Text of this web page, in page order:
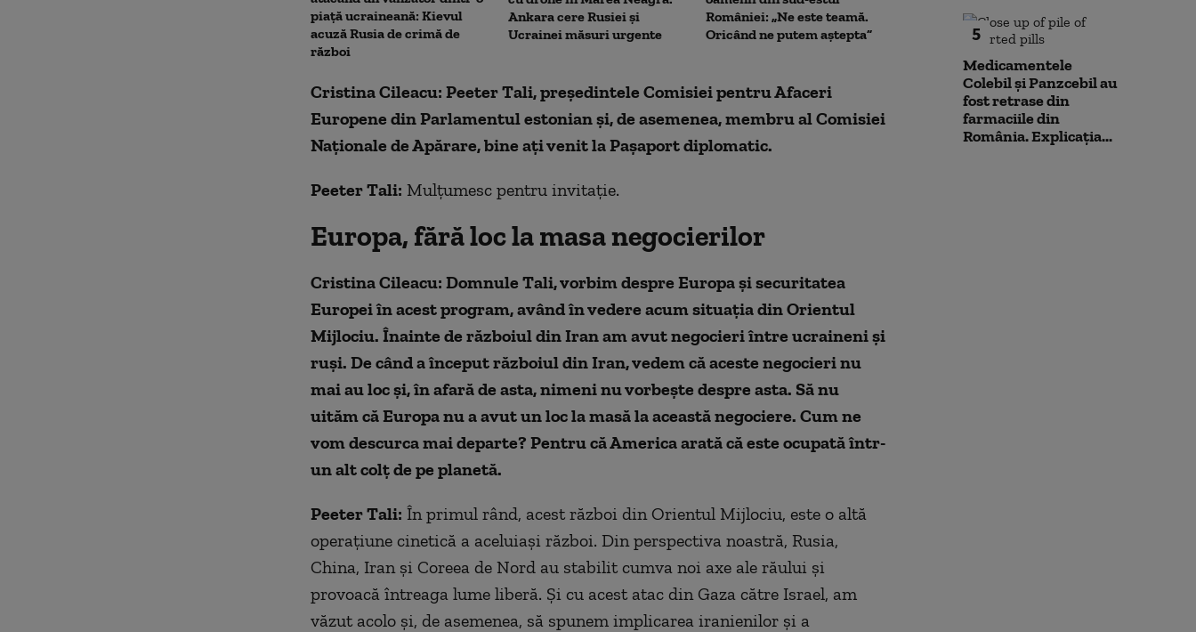
piață ucraineană: Kievul
acuză Rusia de crimă de
război
Ankara cere Rusiei și
Ucrainei măsuri urgente
României: „Ne este teamă.
Oricând ne putem aștepta”
de festival: „Uitați de cafea”
Cristina Cileacu: Peeter Tali, președintele Comisiei pentru Afaceri
Europene din Parlamentul estonian și, de asemenea, membru al Comisiei
Naționale de Apărare, bine aţi venit la Pașaport diplomatic.
Peeter Tali: Mulțumesc pentru invitaţie.
Europa, fără loc la masa negocierilor
Cristina Cileacu: Domnule Tali, vorbim despre Europa și securitatea
Europei în acest program, având în vedere acum situația din Orientul
Mijlociu. Înainte de războiul din Iran am avut negocieri între ucraineni și
ruși. De când a început războiul din Iran, vedem că aceste negocieri nu
mai au loc și, în afară de asta, nimeni nu vorbește despre asta. Să nu
uităm că Europa nu a avut un loc la masă la această negociere. Cum ne
vom descurca mai departe? Pentru că America arată că este ocupată într-
un alt colț de pe planetă.
Peeter Tali: În primul rând, acest război din Orientul Mijlociu, este o altă
operațiune cinetică a aceluiași război. Din perspectiva noastră, Rusia,
China, Iran și Coreea de Nord au stabilit cumva noi axe ale răului și
provoacă întreaga lume liberă. Și cu acest atac din Gaza către Israel, am
văzut acolo și, de asemenea, să spunem implicarea iranienilor și a
5
Medicamentele
Colebil și Panzcebil au
fost retrase din
farmaciile din
România. Explicația...